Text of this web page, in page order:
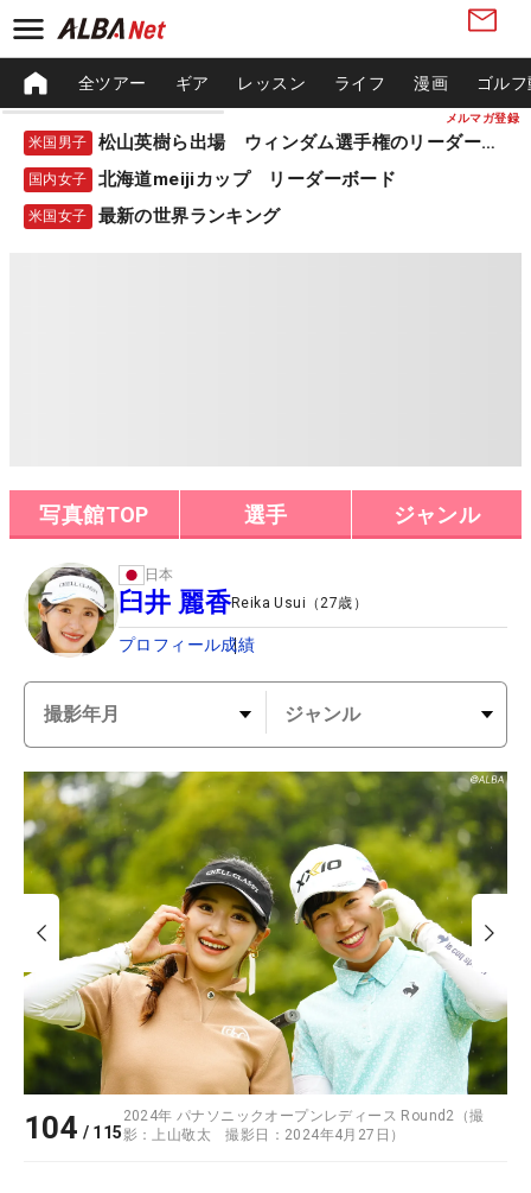
メルマガ登録
全ツアー ギア レッスン ライフ 漫画 ゴル
米国男子 松山英樹ら出場 ウィンダム選手権のリーダーボード
国内女子 北海道meijiカップ リーダーボード
米国女子 最新の世界ランキング
写真館TOP 選手 ジャンル
日本
臼井 麗香Reika Usui （ 27歳）
プロフィール成績
104 / 115
2024年 パナソニックオープンレディース Round2（撮
影：上山敬太 撮影日：2024年4月27日）